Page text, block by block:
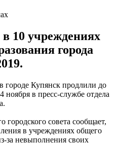
10 учреждениях
города
Купянск продлили до
ноября в пресс-службе отдела
городского совета сообщает,
в учреждениях общего
за невыполнения своих